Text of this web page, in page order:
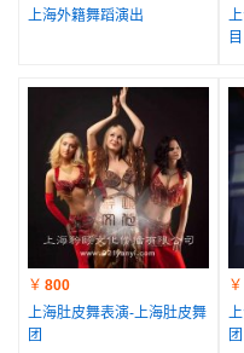
上海外籍舞蹈演出
目
￥ 800
上海肚皮舞表演-上海肚皮舞
团
￥
团